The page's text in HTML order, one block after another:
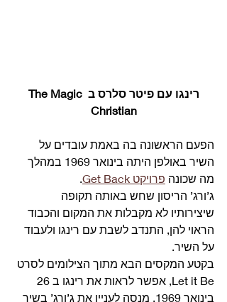
רינגו עם פיטר סלרס ב The Magic
Christian
הפעם הראשונה בה באמת עובדים על
השיר באולפן היתה בינואר 1969 במהלך
מה שכונה פרויקט Get Back
.
ג’ורג’ הריסון שחש באותה תקופה
שיצירותיו לא מקבלות את המקום והכבוד
הראוי להן, התנדב לשבת עם רינגו ולעבוד
על השיר.
בקטע המקסים הבא מתוך הצילומים לסרט
בינואר 1969, מנסה לעניין את ג’ורג’ בשיר